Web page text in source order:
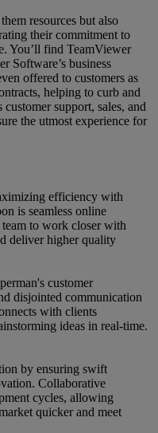
resources but also
their commitment to
You’ll find TeamViewer
Software’s business
offered to customers as
helping to curb and
support, sales, and
the utmost experience for
efficiency with
is seamless online
to work closer with
deliver higher quality
customer
disjointed communication
with clients
ideas in real-time.
by ensuring swift
Collaborative
cycles, allowing
quicker and meet